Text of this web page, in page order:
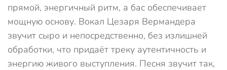
прямой, энергичный ритм, а бас обеспечивает
мощную основу. Вокал Цезаря Вермандера
звучит сыро и непосредственно, без излишней
обработки, что придаёт треку аутентичность и
энергию живого выступления. Песня звучит так,